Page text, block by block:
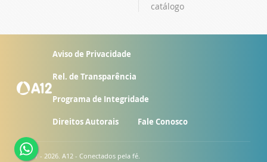
catálogo
Aviso de Privacidade
Rel. de Transparência
Programa de Integridade
Direitos Autorais Fale Conosco
© 2007 - 2026. A12 - Conectados pela fé.